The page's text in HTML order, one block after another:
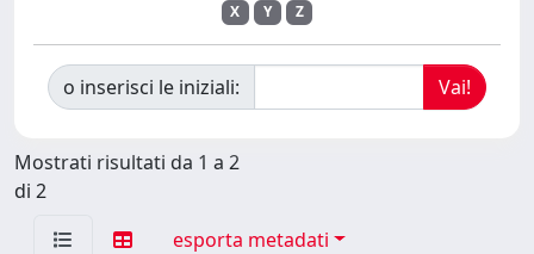
X
Y Z
o inserisci le iniziali:
Mostrati risultati da 1 a 2
di 2
esporta metadati